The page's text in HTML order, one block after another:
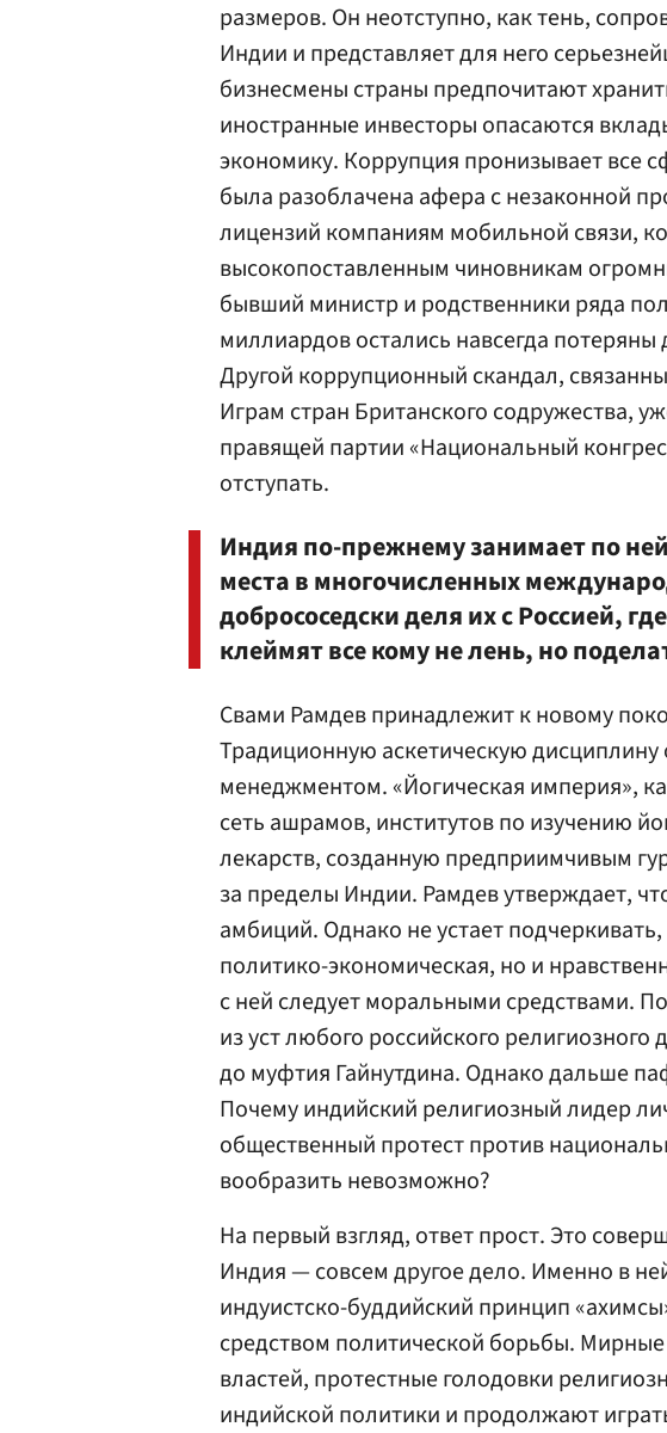
размеров. Он неотступно, как тень,
Индии и представляет для него
бизнесмены страны предпочитают
иностранные инвесторы опасаются
экономику. Коррупция пронизывает все
была разоблачена афера с незаконной
лицензий компаниям мобильной связи,
высокопоставленным чиновникам
бывший министр и родственники ряда
миллиардов остались навсегда
Другой коррупционный скандал,
Играм стран Британского содружества,
правящей партии «Национальный
отступать.
Индия по-прежнему занимает по
места в многочисленных
добрососедски деля их с Россией,
клеймят все кому не лень, но
Свами Рамдев принадлежит к новому
Традиционную аскетическую
менеджментом. «Йогическая империя»,
сеть ашрамов, институтов по изучению
лекарств, созданную предприимчивым
за пределы Индии. Рамдев утверждает,
амбиций. Однако не устает
политико-экономическая, но и
с ней следует моральными средствами.
из уст любого российского
до муфтия Гайнутдина. Однако дальше
Почему индийский религиозный лидер
общественный протест против
вообразить невозможно?
На первый взгляд, ответ прост. Это
Индия — совсем другое дело. Именно в
индуистско-буддийский принцип
средством политической борьбы.
властей, протестные голодовки
индийской политики и продолжают